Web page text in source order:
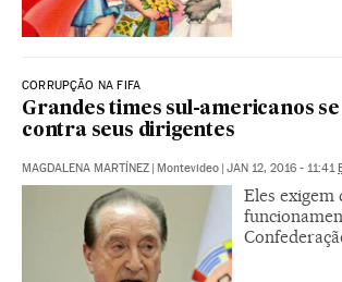
CORRUPÇÃO NA FIFA
Grandes times sul-americanos
contra seus dirigentes
MAGDALENA MARTÍNEZ | Montevideo | JAN 12, 2016 - 11:41
Eles exigem